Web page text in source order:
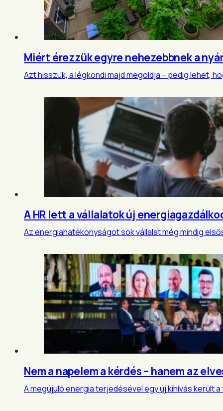
Miért érezzük egyre nehezebbnek a
Azt hisszük, a légkondi majd megoldja – pedig lehet,
A HR lett a vállalatok új
Az energiahatékonyságot sok vállalat még mindig
Nem a napelem a kérdés – hanem az
A megújuló energia terjedésével egy új kihívás került